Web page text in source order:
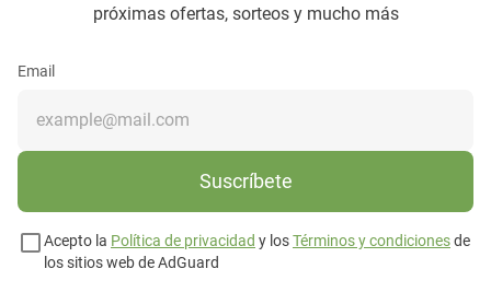
próximas ofertas, sorteos y mucho más
Email
Suscríbete
Acepto la Política de privacidad y losTérminos y condicionesde
los sitios web de AdGuard